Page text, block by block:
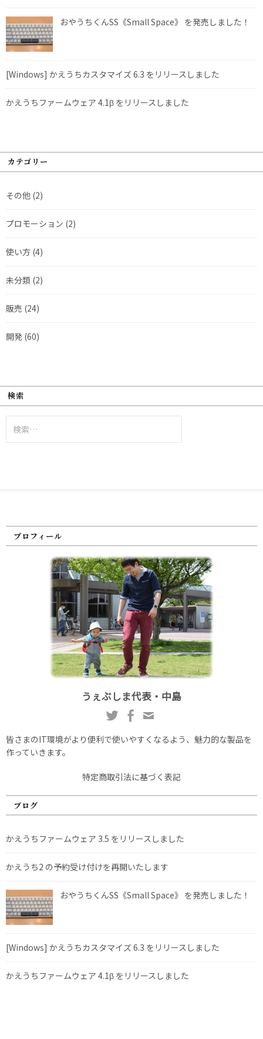
おやうちくんSS《Small Space》 を発売しました！
[Windows] かえうちカスタマイズ 6.3 をリリースしました
かえうちファームウェア 4.1β をリリースしました
カテゴリー
その他 (2)
プロモーション (2)
使い方 (4)
未分類 (2)
販売 (24)
開発 (60)
検索
索:
プロフィール
うぇぶしま代表・中島
皆さまのIT環境がより便利で使いやすくなるよう、魅力的な製品を
作っていきます。
特定商取引法に基づく表記
ブログ
かえうちファームウェア 3.5 をリリースしました
かえうち2 の予約受け付けを再開いたします
おやうちくんSS《Small Space》 を発売しました！
[Windows] かえうちカスタマイズ 6.3 をリリースしました
かえうちファームウェア 4.1β をリリースしました